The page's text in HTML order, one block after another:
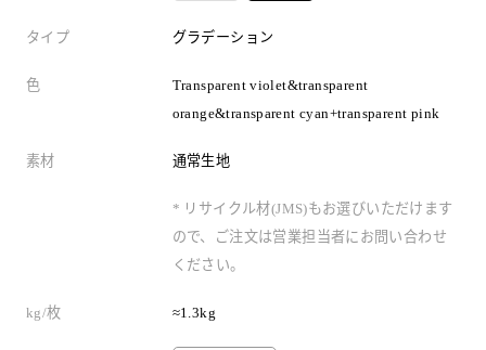
タイプ グラデーション
色
Transparent violet&transparent
orange&transparent cyan+transparent pink
素材 通常生地
* リサイクル材(JMS)もお選びいただけます
ので、ご注文は営業担当者にお問い合わせ
ください。
kg/枚 ≈1.3kg